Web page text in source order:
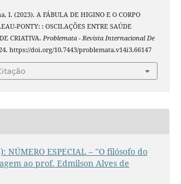
I. (2023). A FÁBULA DE HIGINO E O CORPO
PONTY: : OSCILAÇÕES ENTRE SAÚDE
CRIATIVA. Problemata - Revista Internacional De
https://doi.org/10.7443/problemata.v14i3.66147
NÚMERO ESPECIAL – "O filósofo do
ao prof. Edmilson Alves de